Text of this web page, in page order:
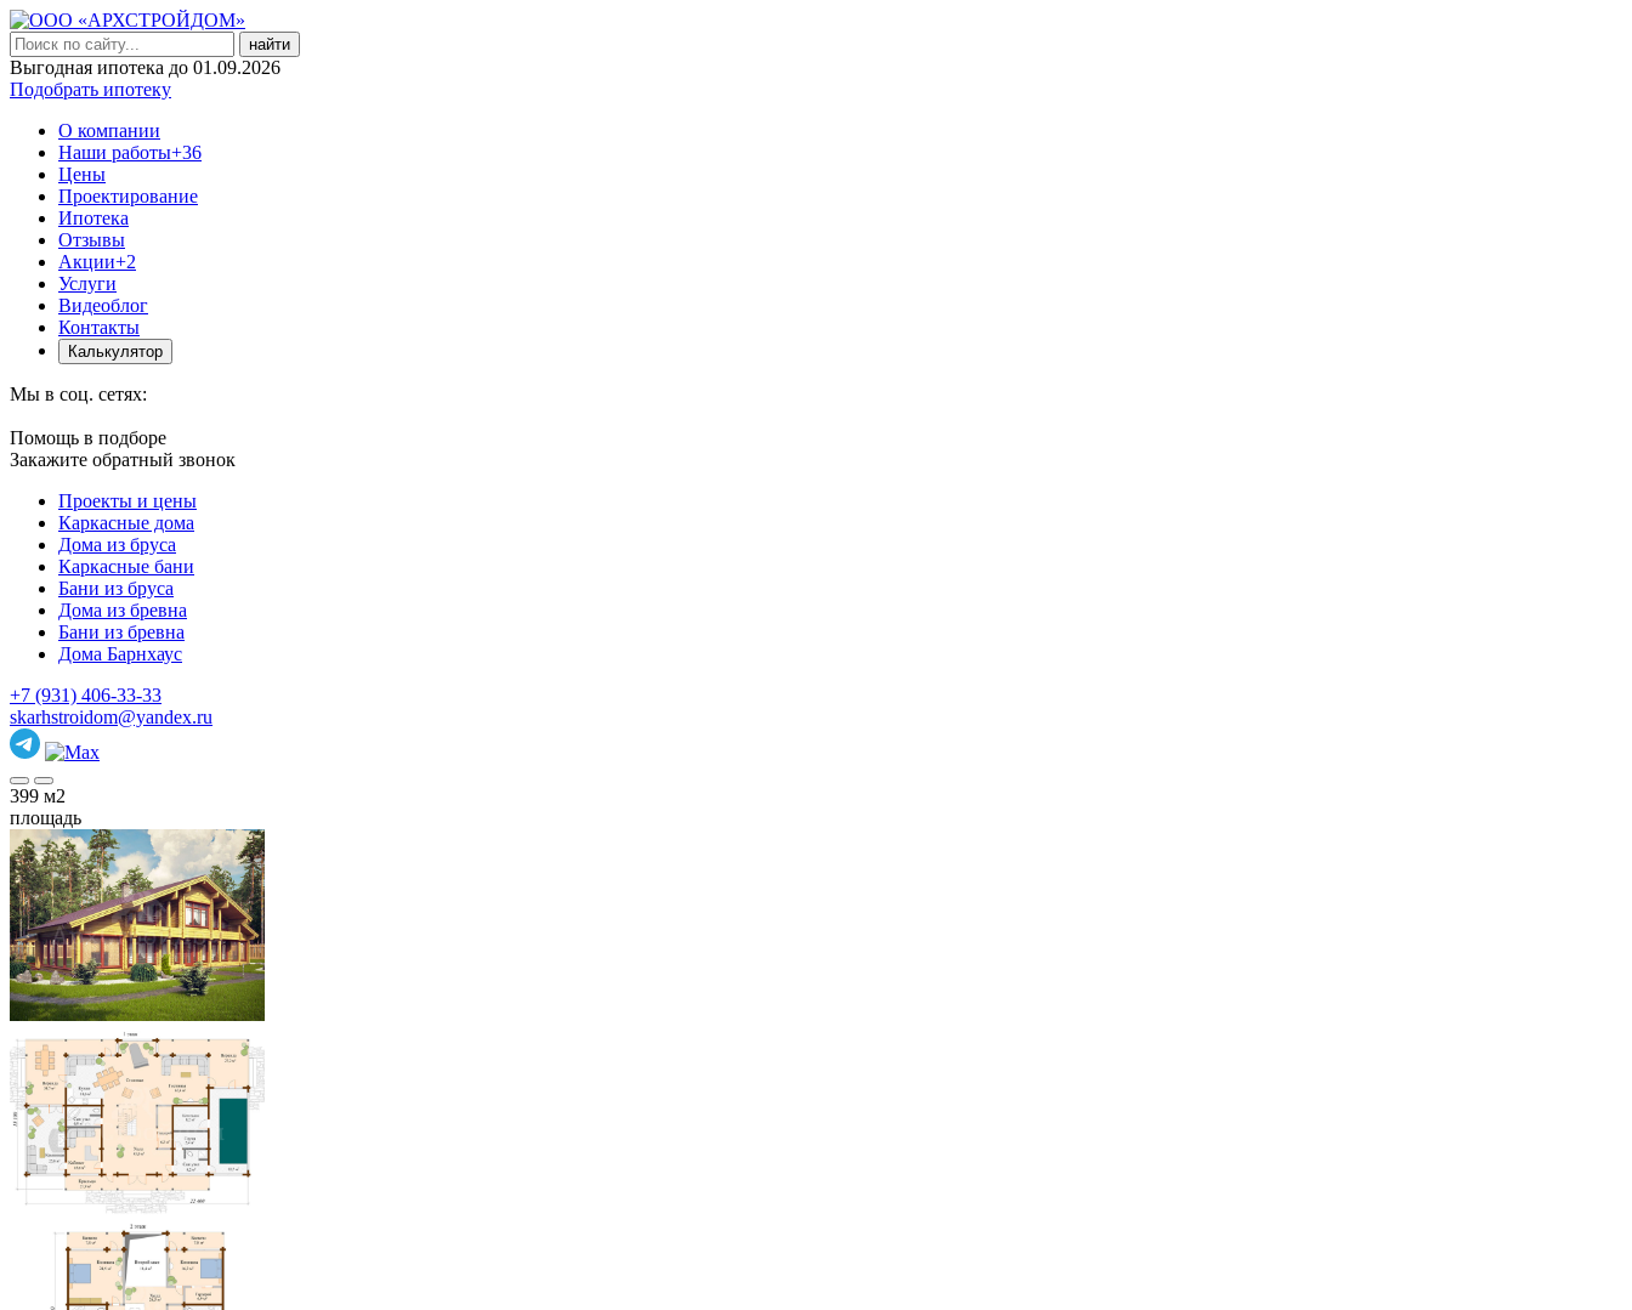
найти
Выгодная ипотека до 01.09.2026
Подобрать ипотеку
О компании
Наши работы+36
Цены
Проектирование
Ипотека
Отзывы
Акции+2
Услуги
Видеоблог
Контакты
Калькулятор
Мы в соц. сетях:
Помощь в подборе
Закажите обратный звонок
Проекты и цены
Каркасные дома
Дома из бруса
Каркасные бани
Бани из бруса
Дома из бревна
Бани из бревна
Дома Барнхаус
+7 (931) 406-33-33
skarhstroidom@yandex.ru
399 м2
площадь